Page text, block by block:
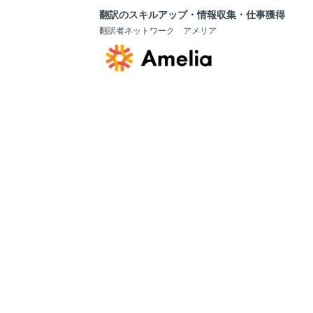
翻訳のスキルアップ・情報収集・仕事獲得
翻訳者ネットワーク アメリア